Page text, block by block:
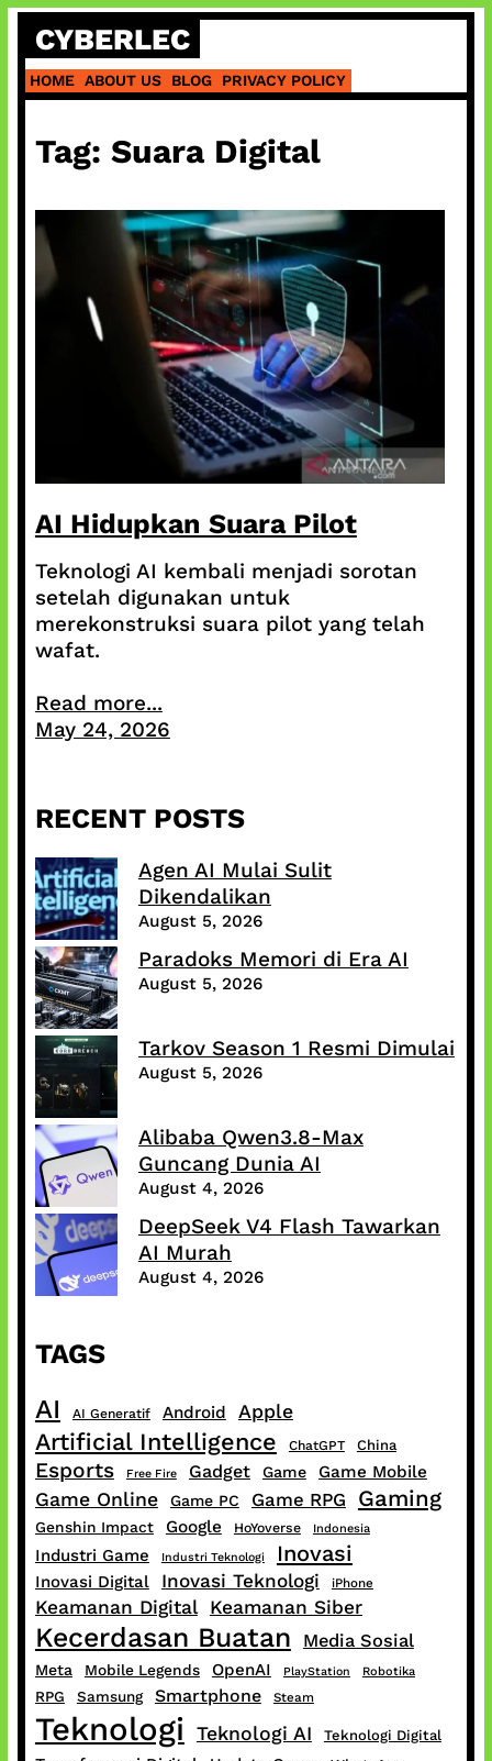
Skip
content
CYBERLEC
HOME ABOUT US BLOG PRIVACY POLICY
Tag: Suara Digital
AI Hidupkan Suara Pilot
Teknologi AI kembali menjadi sorotan
setelah digunakan untuk
merekonstruksi suara pilot yang telah
wafat.
Read more...
May 24, 2026
RECENT POSTS
Agen AI Mulai Sulit
Dikendalikan
August 5, 2026
Paradoks Memori di Era AI
August 5, 2026
Tarkov Season 1 Resmi Dimulai
August 5, 2026
Alibaba Qwen3.8-Max
Guncang Dunia AI
August 4, 2026
DeepSeek V4 Flash Tawarkan
AI Murah
August 4, 2026
TAGS
AI AI Generatif Android Apple
Artificial Intelligence ChatGPT China
Esports Free Fire Gadget Game Game Mobile
Game Online Game PC Game RPG Gaming
Genshin Impact Google HoYoverse Indonesia
Industri Game Industri Teknologi Inovasi
Inovasi Digital Inovasi Teknologi iPhone
Keamanan Digital Keamanan Siber
Kecerdasan Buatan Media Sosial
Meta Mobile Legends OpenAI PlayStation Robotika
RPG Samsung Smartphone Steam
Teknologi Teknologi AI Teknologi Digital